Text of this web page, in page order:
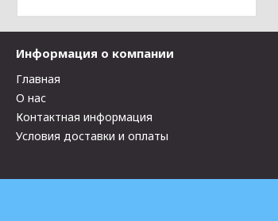
Информация о компании
Главная
О нас
Контактная информация
Условия доставки и оплаты